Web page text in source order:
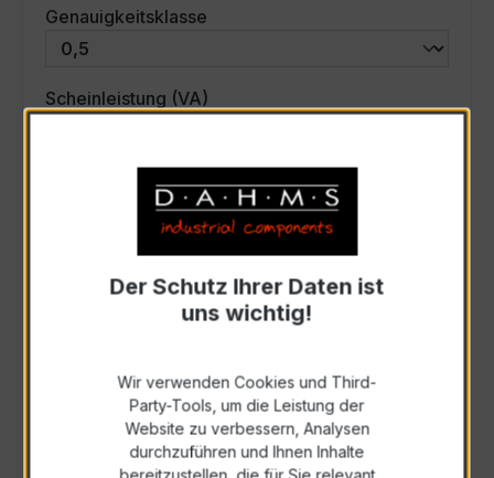
Genauigkeitsklasse
Scheinleistung (VA)
Auswahl zurücksetzen
31228
Zur Sammelanfrage hinzufügen
Anfrage telefonisch
Der Schutz Ihrer Daten ist
uns wichtig!
Wir verwenden Cookies und Third-
Party-Tools, um die Leistung der
Website zu verbessern, Analysen
durchzuführen und Ihnen Inhalte